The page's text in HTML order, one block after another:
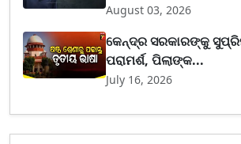
August 03, 2026
କେନ୍ଦ୍ର ସରକାରଙ୍କୁ
ପରାମର୍ଶ, ପିଲାଙ୍କ...
July 16, 2026